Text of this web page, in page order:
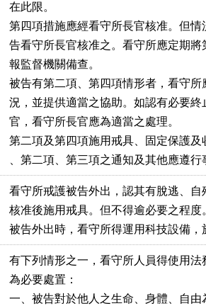
在此限。
第四項措施應經看守所長官核准。但
告看守所長官核准之。看守所應定期
報監督機關備查。
被告有第二項、第四項情形者，看守
況，並提供適當之協助。如認有必要
官，看守所長官應為適當之處理。
第二項及第四項施用戒具、固定保護
、第二項、第三項之通知及其他應遵
看守所戒護被告外出，認其有脫逃、
核准後施用戒具。但不得逾必要之程度
被告外出時，看守所得運用科技設備，
有下列情形之一，看守所人員得使用
為必要處置：
一、被告對於他人之生命、身體、自